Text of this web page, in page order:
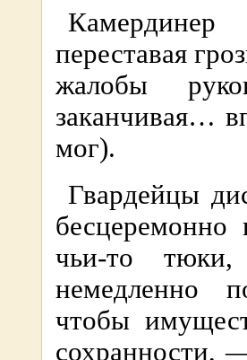
Камердинер
переставая
жалобы
заканчивая…
мог).
Гвардейцы
чьи-то
немедленно
чтобы
сохранности,